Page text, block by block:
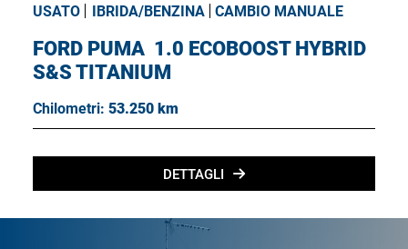
USATO IBRIDA/BENZINA CAMBIO MANUALE
FORD PUMA 1.0 ECOBOOST HYBRID
S&S TITANIUM
Chilometri: 53.250 km
DETTAGLI